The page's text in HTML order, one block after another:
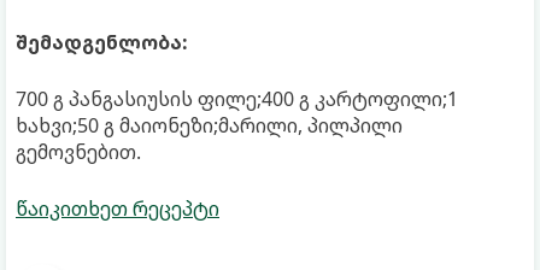
შემადგენლობა:
700 გ პანგასიუსის ფილე;400 გ კარტოფილი;1
ხახვი;50 გ მაიონეზი;მარილი, პილპილი
გემოვნებით.
წაიკითხეთ რეცეპტი